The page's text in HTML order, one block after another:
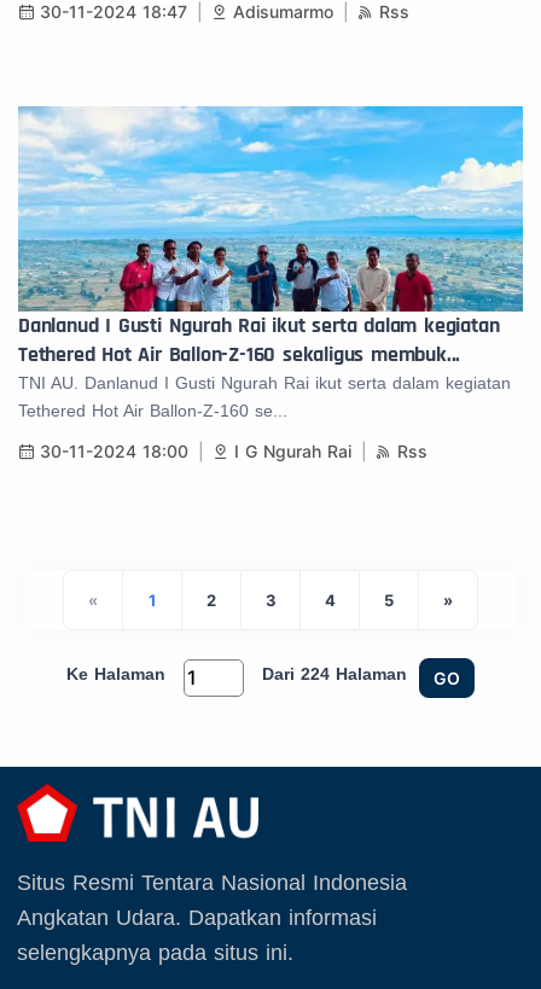
30-11-2024 18:47 Adisumarmo Rss
Danlanud I Gusti Ngurah Rai ikut serta dalam kegiatan
Tethered Hot Air Ballon-Z-160 sekaligus membuk...
TNI AU. Danlanud I Gusti Ngurah Rai ikut serta dalam kegiatan
Tethered Hot Air Ballon-Z-160 se...
30-11-2024 18:00 I G Ngurah Rai Rss
« 1 2 3 4 5 »
Ke Halaman Dari 224 Halaman GO
Situs Resmi Tentara Nasional Indonesia
Angkatan Udara. Dapatkan informasi
selengkapnya pada situs ini.